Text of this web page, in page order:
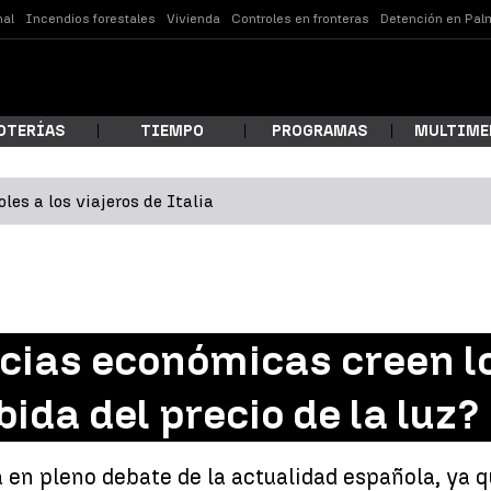
Incendios forestales Vivienda Controles en fronteras Detención en
TIEMPO PROGRAMAS
a los viajeros de Italia
económicas creen
del precio de la luz?
pleno debate de la actualidad española, ya